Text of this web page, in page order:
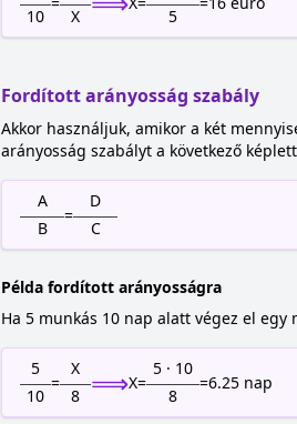
10
X
5
Fordított arányosság szabály
Akkor használjuk, amikor a két
arányosság szabályt a következő
A
B
=
D
C
Példa fordított arányosságra
Ha 5 munkás 10 nap alatt végez el
5
10
=
X
8 ⟹X=
5 · 10
8
=6.25 nap